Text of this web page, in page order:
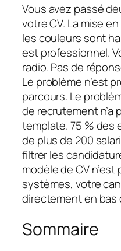
Vous avez passé
votre CV. La mise
les couleurs sont
est professionnel.
radio. Pas de
Le problème n’est
parcours. Le
de recrutement n’a
template. 75 % des
de plus de 200
filtrer les
modèle de CV
systèmes, votre
directement en bas
Sommaire